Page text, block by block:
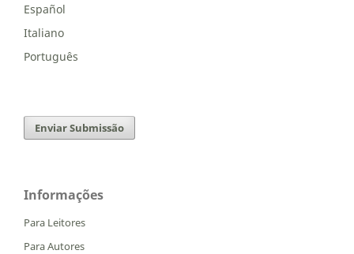
Español
Italiano
Português
Enviar Submissão
Informações
Para Leitores
Para Autores